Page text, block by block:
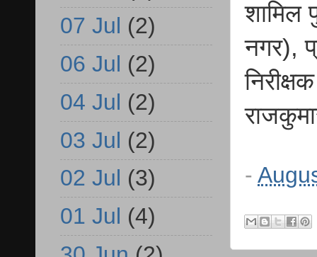
शामिल
नगर),
-
07 Jul (2)
06 Jul (2)
04 Jul (2)
03 Jul (2)
02 Jul (3)
01 Jul (4)